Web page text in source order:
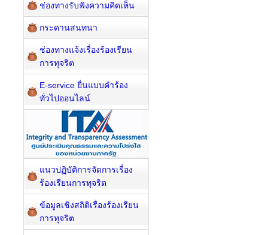
ช่องทางรับฟังความคิดเห็น
กระดานสนทนา
ช่องทางแจ้งเรื่องร้องเรียน
การทุจริต
E-service ยื่นแบบคำร้อง
ทั่วไปออนไลน์
แนวปฏิบัติการจัดการเรื่อง
ร้องเรียนการทุจริต
ข้อมูลเชิงสถิติเรื่องร้องเรียน
การทุจริต